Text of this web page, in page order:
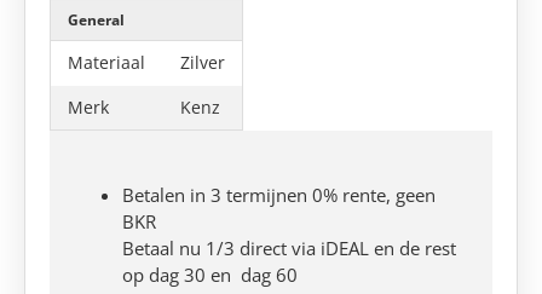
General
Materiaal
Zilver
Merk
Kenz
Betalen in 3 termijnen 0% rente, geen
BKR
Betaal nu 1/3 direct via iDEAL en de rest
op dag 30 en dag 60